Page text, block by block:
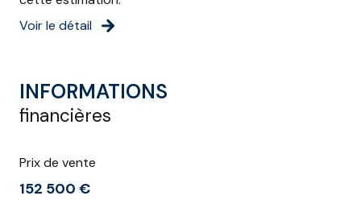
Voir le détail
INFORMATIONS
financières
Prix de vente
152 500 €